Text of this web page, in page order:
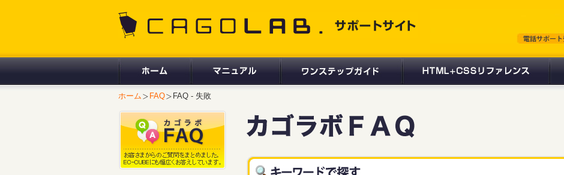
ホーム FAQ FAQ - 失敗